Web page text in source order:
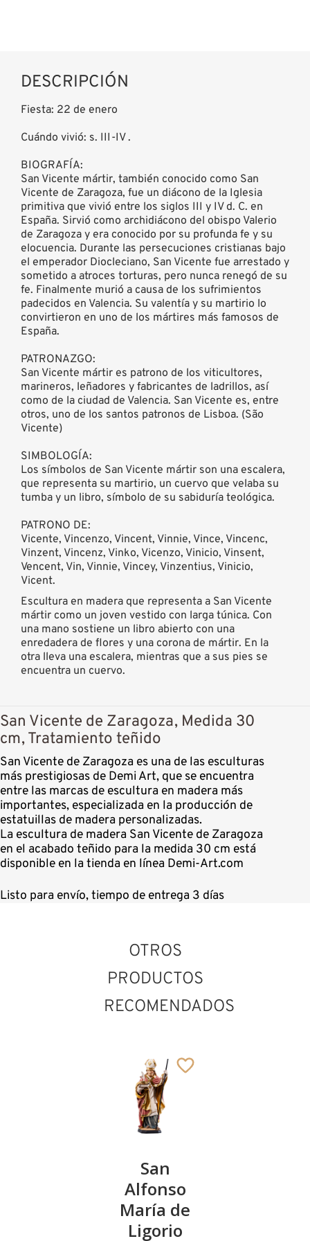
DESCRIPCIÓN
Fiesta: 22 de enero
Cuándo vivió: s. III-IV .
BIOGRAFÍA:
San Vicente mártir, también conocido como San
Vicente de Zaragoza, fue un diácono de la Iglesia
primitiva que vivió entre los siglos III y IV d. C. en
España. Sirvió como archidiácono del obispo Valerio
de Zaragoza y era conocido por su profunda fe y su
elocuencia. Durante las persecuciones cristianas bajo
el emperador Diocleciano, San Vicente fue arrestado y
sometido a atroces torturas, pero nunca renegó de su
fe. Finalmente murió a causa de los sufrimientos
padecidos en Valencia. Su valentía y su martirio lo
convirtieron en uno de los mártires más famosos de
España.
PATRONAZGO:
San Vicente mártir es patrono de los viticultores,
marineros, leñadores y fabricantes de ladrillos, así
como de la ciudad de Valencia. San Vicente es, entre
otros, uno de los santos patronos de Lisboa. (São
Vicente)
SIMBOLOGÍA:
Los símbolos de San Vicente mártir son una escalera,
que representa su martirio, un cuervo que velaba su
tumba y un libro, símbolo de su sabiduría teológica.
PATRONO DE:
Vicente, Vincenzo, Vincent, Vinnie, Vince, Vincenc,
Vinzent, Vincenz, Vinko, Vicenzo, Vinicio, Vinsent,
Vencent, Vin, Vinnie, Vincey, Vinzentius, Vinicio,
Vicent.
Escultura en madera que representa a San Vicente
mártir como un joven vestido con larga túnica. Con
una mano sostiene un libro abierto con una
enredadera de flores y una corona de mártir. En la
otra lleva una escalera, mientras que a sus pies se
encuentra un cuervo.
San Vicente de Zaragoza, Medida 30
cm, Tratamiento teñido
San Vicente de Zaragoza es una de las esculturas
más prestigiosas de Demi Art, que se encuentra
entre las marcas de escultura en madera más
importantes, especializada en la producción de
estatuillas de madera personalizadas.
La escultura de madera San Vicente de Zaragoza
en el acabado teñido para la medida 30 cm está
disponible en la tienda en línea Demi-Art.com
Listo para envío, tiempo de entrega 3 días
OTROS
PRODUCTOS
RECOMENDADOS
San
Alfonso
María de
Ligorio